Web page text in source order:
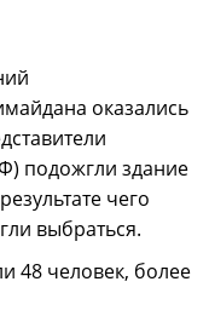
оказались
подожгли здание
чего
выбраться.
48 человек, более